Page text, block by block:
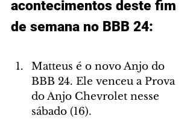
acontecimentos deste fim
de semana no BBB 24:
Matteus é o novo Anjo do
BBB 24. Ele venceu a Prova
do Anjo Chevrolet nesse
sábado (16).